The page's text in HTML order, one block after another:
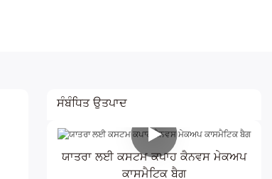
ਸੰਬੰਧਿਤ ਉਤਪਾਦ
ਯਾਤਰਾ ਲਈ ਕਸਟਮ ਕਪਾਹ ਕੈਨਵਸ ਮੇਕਅਪ
ਕਾਸਮੈਟਿਕ ਬੈਗ